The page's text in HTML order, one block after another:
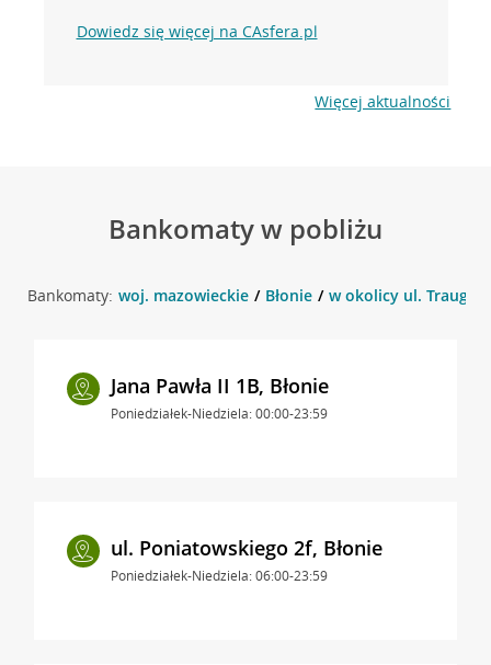
Dowiedz się więcej na CAsfera.pl
Więcej aktualności
Bankomaty w pobliżu
Bankomaty: woj. mazowieckie Błonie w okolicy ul.
Jana Pawła II 1B, Błonie
Poniedziałek-Niedziela: 00:00-23:59
ul. Poniatowskiego 2f, Błonie
Poniedziałek-Niedziela: 06:00-23:59